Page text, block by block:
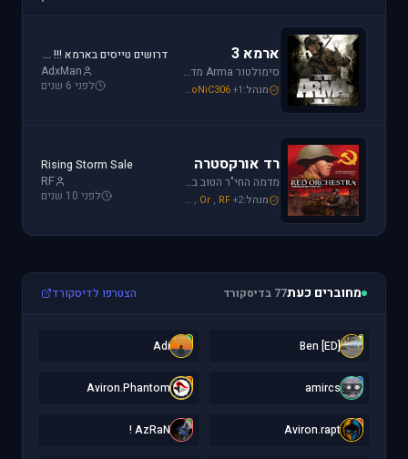
ארמא 3
סימולטור Arma מדמה את לוחמת שדה הקרב ברמה ריאליסטית גבוהה. בנוסף, ארמא משלב בין לוחמה אווירית ללוחמת שדה קרקעית.
מנהל: galzohar SoNiC306+1
דרושים טייסים בארמא !!! Sayeret Matkal Clan
AdxMan
לפני 6 שנים
רד אורקסטרה
מדמה החי"ר הטוב ביותר שיצא למלחמת העולם השנייה. המשחק היחידי שמחזיר אותך לחזית המזרחית. כולל לוחמת חי"ר ושריון.
מנהל: Mike_69th , Or , RF+2
Rising Storm Sale
RF
לפני 10 שנים
מחוברים כעת77 בדיסקורד הצטרפו לדיסקורד
[
[ED] Ben
A
Adi
a
amircs
A
Aviron.Phantom
A
Aviron.rapt
A
AzRaN !